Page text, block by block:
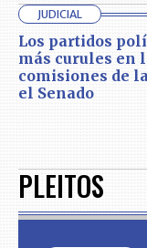
JUDICIAL
Los partidos
más curules en
comisiones de
el Senado
PLEITOS